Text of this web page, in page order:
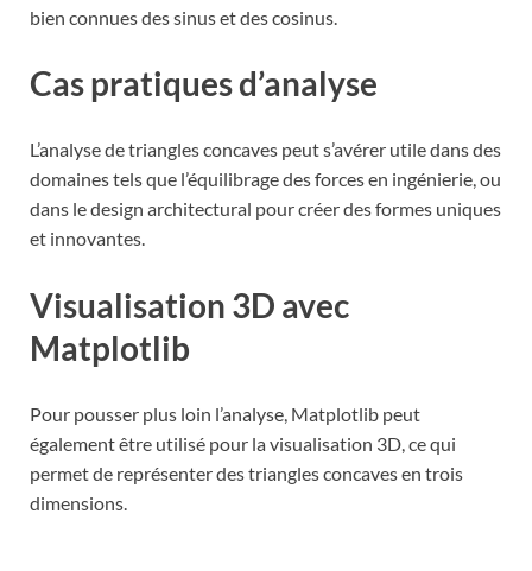
bien connues des sinus et des cosinus.
Cas pratiques d’analyse
L’analyse de triangles concaves peut s’avérer utile dans des
domaines tels que l’équilibrage des forces en ingénierie, ou
dans le design architectural pour créer des formes uniques
et innovantes.
Visualisation 3D avec
Matplotlib
Pour pousser plus loin l’analyse, Matplotlib peut
également être utilisé pour la visualisation 3D, ce qui
permet de représenter des triangles concaves en trois
dimensions.